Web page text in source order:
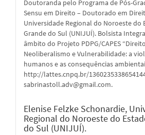
Doutoranda pelo Programa de Pós-
Sensu em Direito – Doutorado em
Universidade Regional do Noroeste do
Grande do Sul (UNIJUÍ). Bolsista
âmbito do Projeto PDPG/CAPES
Neoliberalismo e Vulnerabilidade: a
humanos e as consequências
http://lattes.cnpq.br/
sabrinastoll.adv@gmail.com.
Elenise Felzke Schonardie,
Regional do Noroeste do
do Sul (UNIJUÍ).